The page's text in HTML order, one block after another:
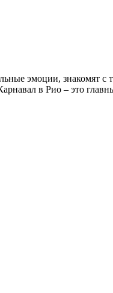
эмоции, знакомят с
в Рио – это